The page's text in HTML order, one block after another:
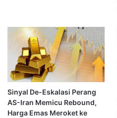
Sinyal De-Eskalasi Perang
AS-Iran Memicu Rebound,
Harga Emas Meroket ke